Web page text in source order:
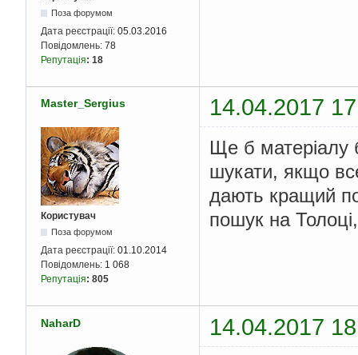
Поза форумом
Дата реєстрації: 05.03.2016
Повідомлень: 78
Репутація: 18
Master_Sergius 14.04.2017
Користувач
Поза форумом
Дата реєстрації: 01.10.2014
Повідомлень: 1 068
Репутація: 805
Ще б матеріалу
шукати, якщо
дають кращий
пошук на
NaharD 14.04.2017